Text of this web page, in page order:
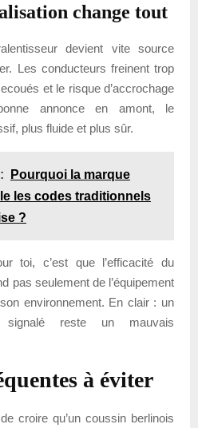
change tout
devient vite source
Les conducteurs freinent trop
et le risque d’accrochage
annonce en amont, le
plus fluide et plus sûr.
Pourquoi la marque
les codes traditionnels
?
toi, c’est que l’efficacité du
pas seulement de l’équipement
environnement. En clair : un
signalé reste un mauvais
à éviter
croire qu’un coussin berlinois